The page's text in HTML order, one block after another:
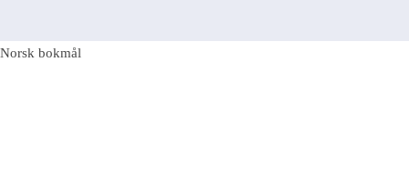
Norsk bokmål